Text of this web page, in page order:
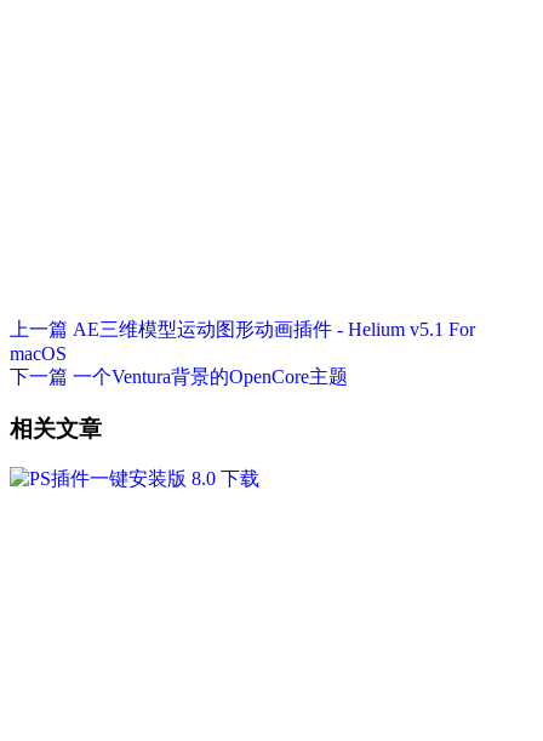
上一篇 AE三维模型运动图形动画插件 - Helium v5.1 For
macOS
下一篇 一个Ventura背景的OpenCore主题
相关文章